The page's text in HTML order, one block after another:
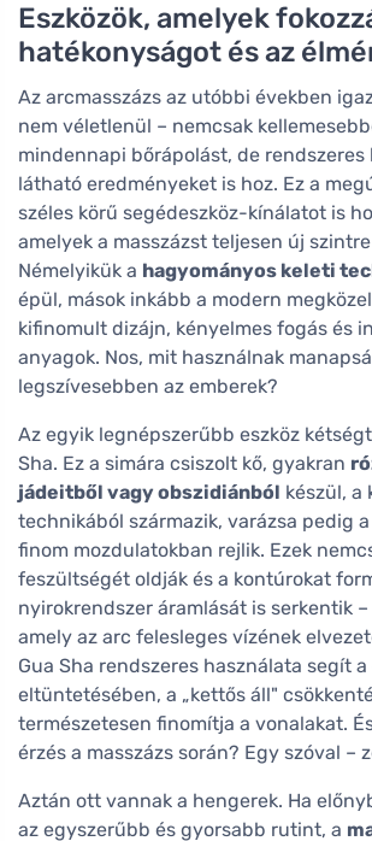
Eszközök, amelyek
hatékonyságot és az
Az arcmasszázs az utóbbi években
nem véletlenül – nemcsak
mindennapi bőrápolást, de rendszeres
látható eredményeket is hoz. Ez a
széles körű segédeszköz-kínálatot is
amelyek a masszázst teljesen új
Némelyikük a hagyományos keleti
épül, mások inkább a modern
kifinomult dizájn, kényelmes fogás és
anyagok. Nos, mit használnak
legszívesebben az emberek?
Az egyik legnépszerűbb eszköz
Sha. Ez a simára csiszolt kő, gyakran
jádeitből vagy obszidiánból készül, a
technikából származik, varázsa pedig
finom mozdulatokban rejlik. Ezek
feszültségét oldják és a kontúrokat
nyirokrendszer áramlását is serkentik –
amely az arc felesleges vízének
Gua Sha rendszeres használata segít
eltüntetésében, a „kettős áll"
természetesen finomítja a vonalakat.
érzés a masszázs során? Egy szóval –
Aztán ott vannak a hengerek. Ha
az egyszerűbb és gyorsabb rutint, a